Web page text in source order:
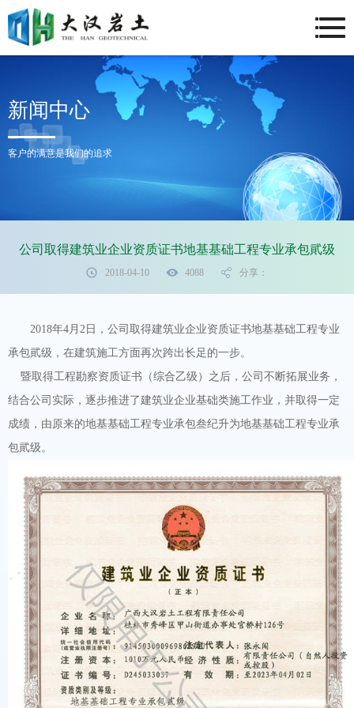
新闻中心
客户的满意是我们的追求
公司取得建筑业企业资质证书地基基础工程专业承包貮级
2018-04-10 4088 分享：
2018年4 月 2 日， 公司取得建筑业企业资质证书地基基础工程专业
承包貮级，在建筑施工方面再次跨出长足的一步。
暨取得工程勘察资质证书（综合乙级）之后，公司不断拓展业务，
结合公司实际，逐步推进了建筑业企业基础类施工作业，并取得一定
成绩，由原来的地基基础工程专业承包叁纪升为地基基础工程专业承
包貮级。